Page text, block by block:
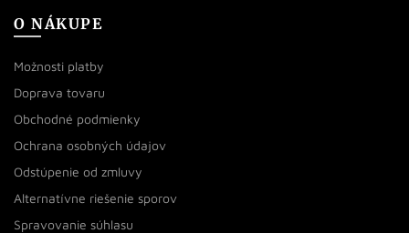
O NÁKUPE
Možnosti platby
Doprava tovaru
Obchodné podmienky
Ochrana osobných údajov
Odstúpenie od zmluvy
Alternatívne riešenie sporov
Spravovanie súhlasu